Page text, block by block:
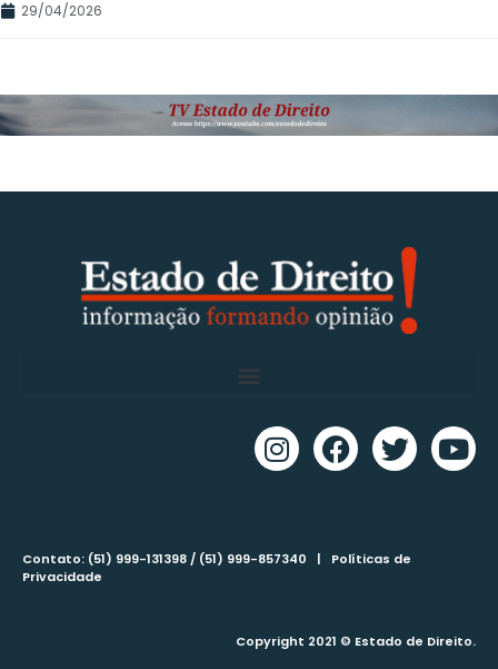
29/04/2026
Contato: (51) 999-131398 / (51) 999-857340 | Políticas de
Privacidade
Copyright 2021 © Estado de Direito.